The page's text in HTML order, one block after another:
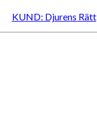
KUND: Djurens Rätt